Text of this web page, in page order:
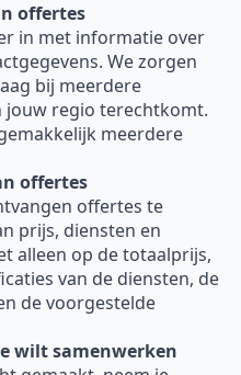
offertes
in met informatie over
We zorgen
bij meerdere
jouw regio terechtkomt.
meerdere
offertes
offertes te
prijs, diensten en
alleen op de totaalprijs,
van de diensten, de
de voorgestelde
wilt samenwerken